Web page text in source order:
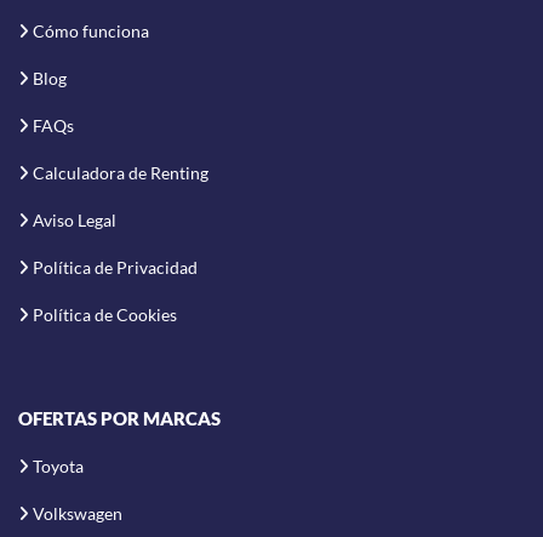
Cómo funciona
Blog
FAQs
Calculadora de Renting
Aviso Legal
Política de Privacidad
Política de Cookies
OFERTAS POR MARCAS
Toyota
Volkswagen